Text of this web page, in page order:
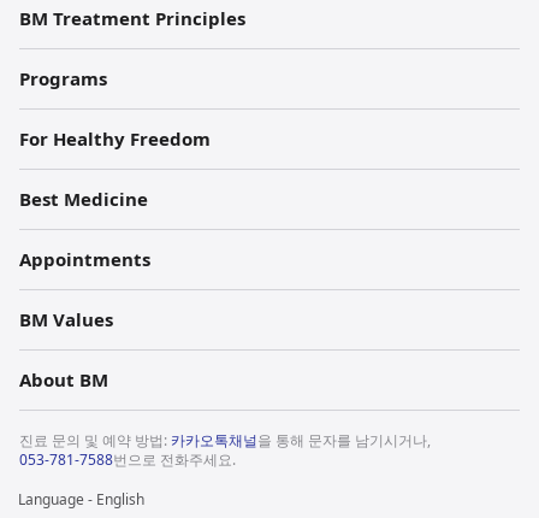
BM Treatment Principles
Programs
For Healthy Freedom
Best Medicine
Appointments
BM Values
About BM
진료 문의 및 예약 방법: 카카오톡채널을 통해 문자를 남기시거나,
053-781-7588번으로 전화주세요.
Language - English